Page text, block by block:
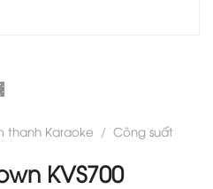
thanh Karaoke / Công suất
KVS700